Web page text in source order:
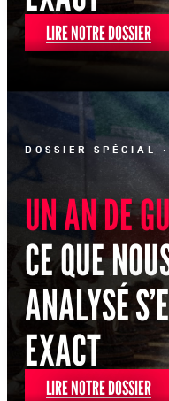
LIRE NOTRE DOSSIER
DOSSIER
UN AN DE
CE QUE
ANALYSÉ
EXACT
LIRE NOTRE DOSSIER